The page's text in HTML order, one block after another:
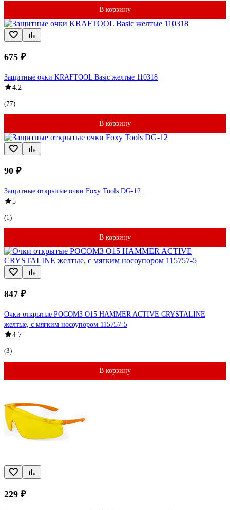
В корзину
675 ₽
Защитные очки KRAFTOOL Basic желтые 110318
4.2
(77)
В корзину
90 ₽
Защитные открытые очки Foxy Tools DG-12
5
(1)
В корзину
847 ₽
Очки открытые РОСОМЗ О15 HAMMER ACTIVЕ CRYSTALINE
желтые, с мягким носоупором 115757-5
4.7
(3)
В корзину
229 ₽